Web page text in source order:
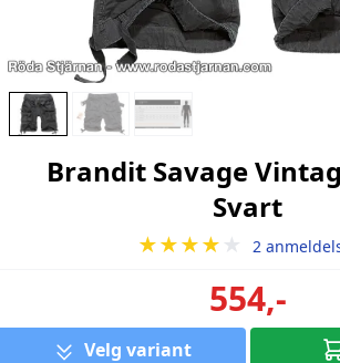
Brandit Savage
Svart
★★★★ ★ 2
554,-
Velg variant